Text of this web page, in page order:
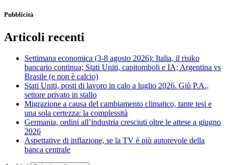
Pubblicità
Articoli recenti
Settimana economica (3-8 agosto 2026): Italia, il risiko
bancario continua; Stati Uniti, capitomboli e IA; Argentina vs
Brasile (e non è calcio)
Stati Uniti, posti di lavoro in calo a luglio 2026. Giù P.A.,
settore privato in stallo
Migrazione a causa del cambiamento climatico, tante tesi e
una sola certezza: la complessità
Germania, ordini all’industria cresciuti oltre le attese a giugno
2026
Aspettative di inflazione, se la TV è più autorevole della
banca centrale